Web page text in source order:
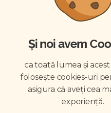
ȘTIINȚĂ ȘI PRACTICĂ
DESCĂRCĂRI
Și noi avem
ca toată lumea și
folosește cookies-uri
asigura că aveți cea
experiență.